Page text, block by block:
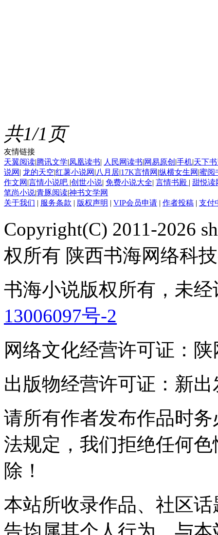
共1/1页
友情链接
天翼阅读|腾讯文学|凤凰读书| 人民网读书|网易原创 |手机|天下
说网 | 龙的天空|红薯小说网 |八月居|17K言情网 |纵横女生网 |蜜阅
作文网 |言情小说吧 |创世小说| 免费小说大全| 言情书殿 | 甜悦
笔尚小说|青豚阅读|神书文学网
关于我们 | 服务条款 | 版权声明 | VIP会员申请 | 作者投稿 | 支付
Copyright(C) 2011-2026
权所有 陕西书海网络科
书海小说版权所有，未
13006097号-2
网络文化经营许可证：陕
出版物经营许可证：新
请所有作者发布作品时
法规定，我们拒绝任何
除！
本站所收录作品、社区